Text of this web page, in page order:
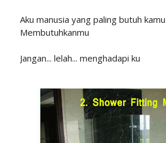
Aku manusia yang paling butuh kamu
Membutuhkanmu
Jangan... lelah... menghadapi ku